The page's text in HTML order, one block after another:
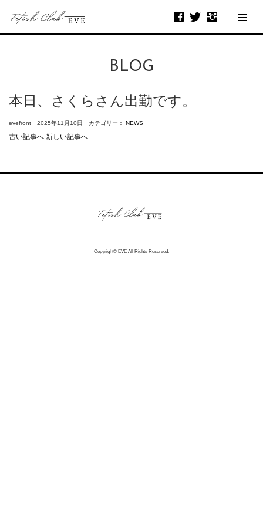
BLOG
本日、さくらさん出勤です。
evefront 2025年11月10日 カテゴリー： NEWS
古い記事へ 新しい記事へ
Copyright© EVE All Rights Reserved.